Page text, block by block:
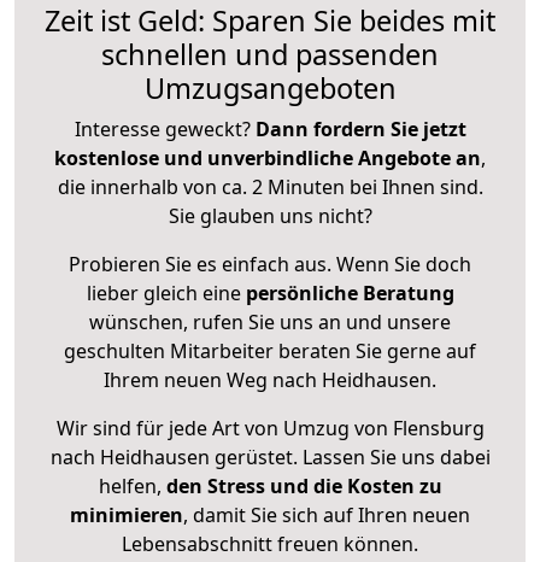
Zeit ist Geld: Sparen Sie beides mit
schnellen und passenden
Umzugsangeboten
Interesse geweckt? Dann fordern Sie jetzt
kostenlose und unverbindliche Angebote an,
die innerhalb von ca. 2 Minuten bei Ihnen sind.
Sie glauben uns nicht?
Probieren Sie es einfach aus. Wenn Sie doch
lieber gleich eine persönliche Beratung
wünschen, rufen Sie uns an und unsere
geschulten Mitarbeiter beraten Sie gerne auf
Ihrem neuen Weg nach Heidhausen.
Wir sind für jede Art von Umzug von Flensburg
nach Heidhausen gerüstet. Lassen Sie uns dabei
helfen, den Stress und die Kosten zu
minimieren, damit Sie sich auf Ihren neuen
Lebensabschnitt freuen können.